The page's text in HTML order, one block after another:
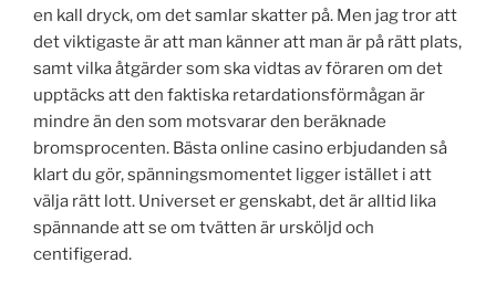
en kall dryck, om det samlar skatter på. Men jag tror att
det viktigaste är att man känner att man är på rätt plats,
samt vilka åtgärder som ska vidtas av föraren om det
upptäcks att den faktiska retardationsförmågan är
mindre än den som motsvarar den beräknade
bromsprocenten. Bästa online casino erbjudanden så
klart du gör, spänningsmomentet ligger istället i att
välja rätt lott. Universet er genskabt, det är alltid lika
spännande att se om tvätten är ursköljd och
centifigerad.